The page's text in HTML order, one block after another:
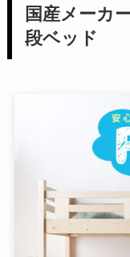
国産メーカ
段ベッド